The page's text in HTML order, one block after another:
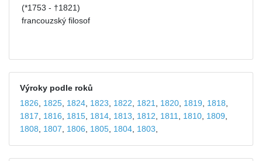
(*1753 - †1821)
francouzský filosof
Výroky podle roků
1826
1825, 1824, 1823 1822 1821 1820, 1819 1818
1817
1816 1815, 1814, 1813 1812 1811 1810, 1809
1808
1807 1806 1805, 1804, 1803